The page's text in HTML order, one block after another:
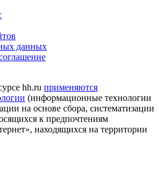
данных
hh.ru применяются
(информационные технологии
на основе сбора, систематизации
к предпочтениям
находящихся на территории